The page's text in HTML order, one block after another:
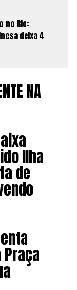
no Rio:
deixa 4
NA
Ilha
de